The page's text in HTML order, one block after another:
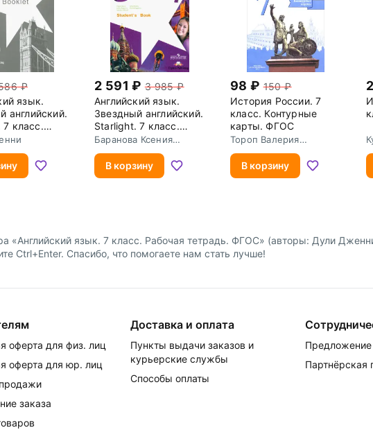
язык.
английский.
7 класс.
задания
2 591
3 985
Английский язык.
Звездный английский.
Starlight. 7 класс.
Учебник. Углубленный
уровень. ФГОС
Баранова Ксения
В корзину
98
150
История России. 7
класс. Контурные
карты. ФГОС
Тороп Валерия
В корзину
«Английский язык. 7 класс. Рабочая тетрадь. ФГОС» (авторы: Дули
Ctrl+Enter. Спасибо, что помогаете нам стать лучше!
оферта для физ. лиц
оферта для юр. лиц
заказа
Доставка и оплата
Пункты выдачи заказов и
курьерские службы
Способы оплаты
Предложение
Партнёрская